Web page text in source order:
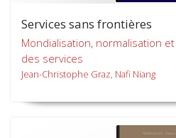
Services sans frontières
Mondialisation, normalisation
des services
Jean-Christophe Graz, Nafi Niang